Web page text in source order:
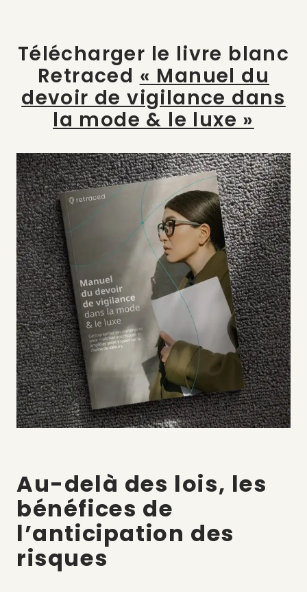
Télécharger le livre blanc
Retraced « Manuel du
devoir de vigilance dans
la mode & le luxe »
Au-delà des lois, les
bénéfices de
l’anticipation des
risques